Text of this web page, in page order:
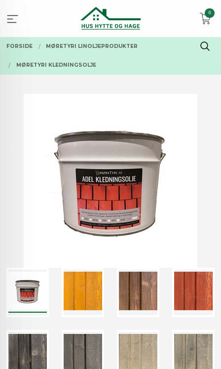
innholdet
0
FORSIDE MØRETYRI LINOLJEPRODUKTER
MØRETYRI KLEDNINGSOLJE